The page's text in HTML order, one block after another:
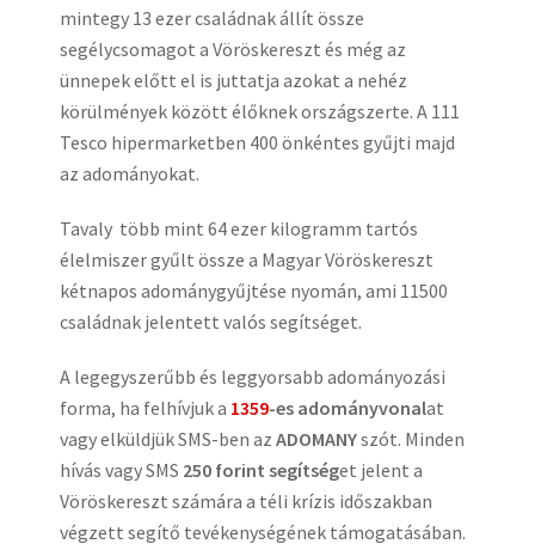
mintegy 13 ezer családnak állít össze
segélycsomagot a Vöröskereszt és még az
ünnepek előtt el is juttatja azokat a nehéz
körülmények között élőknek országszerte. A 111
Tesco hipermarketben 400 önkéntes gyűjti majd
az adományokat.
Tavaly több mint 64 ezer kilogramm tartós
élelmiszer gyűlt össze a Magyar Vöröskereszt
kétnapos adománygyűjtése nyomán, ami 11500
családnak jelentett valós segítséget.
A legegyszerűbb és leggyorsabb adományozási
forma, ha felhívjuk a 1359-es adományvonalat
vagy elküldjük SMS-ben az ADOMANYszót. Minden
hívás vagy SMS 250 forint segítséget jelent a
Vöröskereszt számára a téli krízis időszakban
végzett segítő tevékenységének támogatásában.